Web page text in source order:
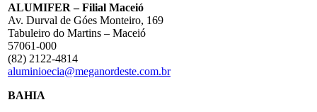
ALUMIFER – Filial Maceió
Av. Durval de Góes Monteiro, 169
Tabuleiro do Martins – Maceió
57061-000
(82) 2122-4814
aluminioecia@meganordeste.com.br
BAHIA